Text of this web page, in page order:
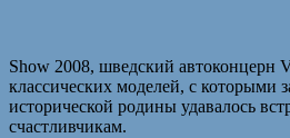
Show 2008, шведский автоконцерн
классических моделей, с которыми
исторической родины удавалось
счастливчикам.